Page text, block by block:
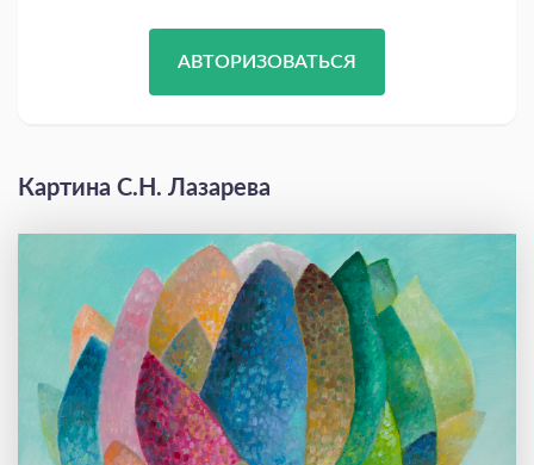
АВТОРИЗОВАТЬСЯ
Картина С.Н. Лазарева